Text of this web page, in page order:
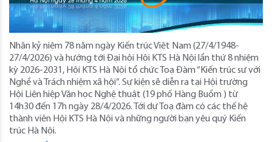
Nhân kỷ niệm 78 năm ngày Kiến trúc Việt Nam (27/4/1948-
27/4/2026) và hướng tới Đại hội Hội KTS Hà Nội lần thứ 8 nhiệm
kỳ 2026-2031, Hội KTS Hà Nội tổ chức Toạ Đàm “Kiến trúc sư với
Nghề và Trách nhiệm xã hội”. Sự kiện sẽ diễn ra tại Hội trường
Hội Liên hiệp Văn học Nghệ thuật (19 phố Hàng Buồm ) từ
14h30 đến 17h ngày 28/4/2026. Tới dự Toạ đàm có các thế hệ
thành viên Hội KTS Hà Nội và những người bạn yêu quý Kiến
trúc Hà Nội.